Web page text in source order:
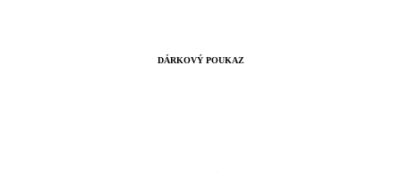
DÁRKOVÝ POUKAZ